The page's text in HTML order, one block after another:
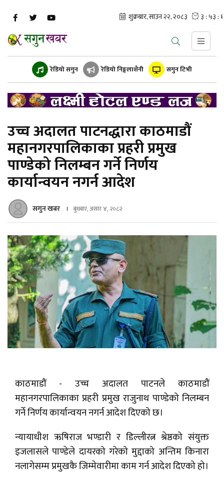
रेडियो सगुन रेडियो निङ्गलाशैनी सगुन टिभी
उच्च अदालत पाटनद्धारा काठमाडौं
महानगरपालिकाका प्रहरी प्रमुख
पाण्डेको निलम्बन गर्ने निर्णय
कार्यान्वयन नगर्न आदेश
सगुन खबर बुधबार, असार ४, २०८२
काठमाडौं - उच्च अदालत पाटनले काठमाडौं
महानगरपालिकाका प्रहरी प्रमुख राजुनाथ पाण्डेको निलम्बन
गर्ने निर्णय कार्यान्वयन नगर्न आदेश दिएको छ।
न्यायाधीश ऋषिराज भण्डारी र डिल्लीरत्न श्रेष्ठको संयुक्त
इजलासले पाण्डेले दायरको गरेको मुद्दाको अन्तिम किनारा
नलागेसम्म प्रमुखकै जिम्मेवारीमा काम गर्न आदेश दिएको हो।